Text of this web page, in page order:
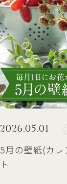
2026.05.01
5月の壁紙(カ
ト